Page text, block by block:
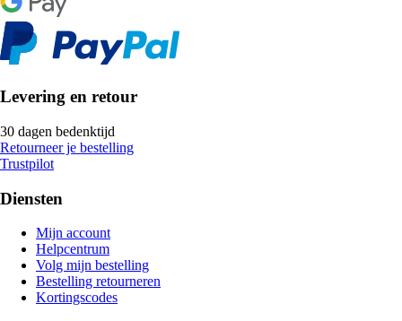
Levering en retour
30 dagen bedenktijd
Retourneer je bestelling
Trustpilot
Diensten
Mijn account
Helpcentrum
Volg mijn bestelling
Bestelling retourneren
Kortingscodes